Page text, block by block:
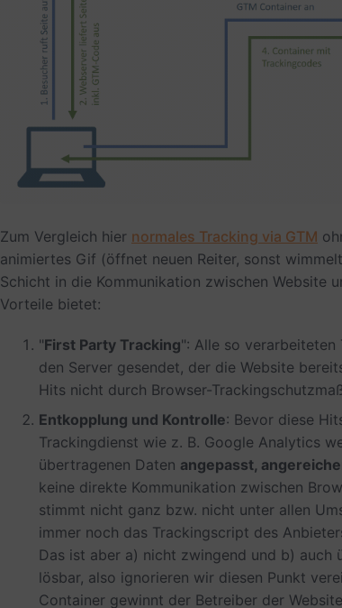
Zum Vergleich hier normales Tracking via GTM
animiertes Gif (öffnet neuen Reiter, sonst
Schicht in die Kommunikation zwischen Website
Vorteile bietet:
"First Party Tracking": Alle so verarbeiteten
den Server gesendet, der die Website
Hits nicht durch Browser-
Entkopplung und Kontrolle: Bevor diese
Trackingdienst wie z. B. Google Analytics
übertragenen Daten angepasst,
keine direkte Kommunikation zwischen
stimmt nicht ganz bzw. nicht unter allen
immer noch das Trackingscript des
Das ist aber a) nicht zwingend und b) auch
lösbar, also ignorieren wir diesen Punkt
Container gewinnt der Betreiber der